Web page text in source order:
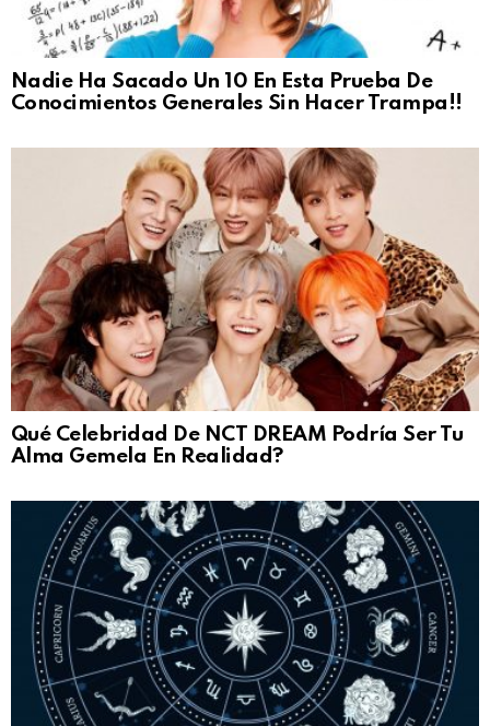
Nadie Ha Sacado Un 10 En Esta Prueba De
Conocimientos Generales Sin Hacer Trampa!!
Qué Celebridad De NCT DREAM Podría Ser Tu
Alma Gemela En Realidad?